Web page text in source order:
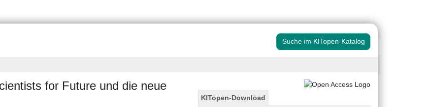
Suche im KITopen-Katalog
for Future und die neue
KITopen-Download